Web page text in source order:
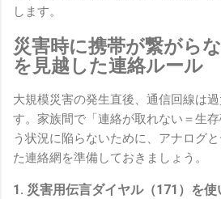
します。
災害時に携帯が繋がら
を見越した連絡ルール
大規模災害の発生直後、通信回線は
す。家族間で「連絡が取れない＝生
う状況に陥らないために、アナログ
た連絡網を準備しておきましょう。
1. 災害用伝言ダイヤル（171）を使